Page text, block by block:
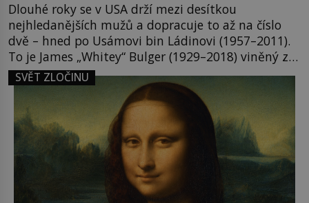
Dlouhé roky se v USA drží mezi desítkou
nejhledanějších mužů a dopracuje to až na číslo
dvě – hned po Usámovi bin Ládinovi (1957–2011).
To je James „Whitey“ Bulger (1929–2018) viněný ze
spoluúčasti na 19 vraždách, vydírání a lichvy. A
samozřejmě, krom toho je ještě drogový dealer,
který neváhá odstranit z cesty všechny práskače,
zatímco […]
SVĚT ZLOČINU